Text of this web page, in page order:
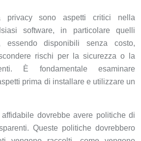
sono aspetti critici nella
software, in particolare quelli
essendo disponibili senza costo,
rischi per la sicurezza o la
È fondamentale esaminare
prima di installare e utilizzare un
dovrebbe avere politiche di
Queste politiche dovrebbero